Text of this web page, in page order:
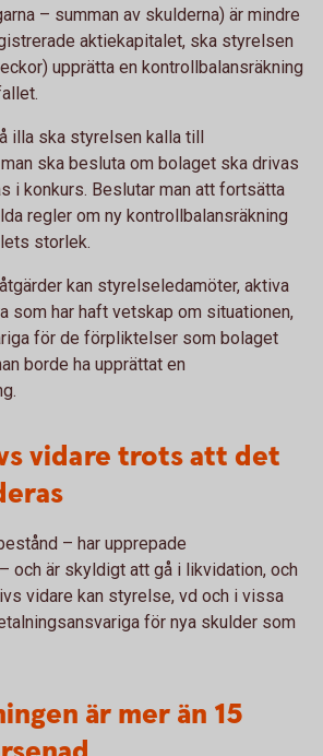
– summan av skulderna) är mindre
aktiekapitalet, ska styrelsen
upprätta en kontrollbalansräkning
illa ska styrelsen kalla till
ska besluta om bolaget ska drivas
i konkurs. Beslutar man att fortsätta
regler om ny kontrollbalansräkning
storlek.
kan styrelseledamöter, aktiva
som har haft vetskap om situationen,
för de förpliktelser som bolaget
borde ha upprättat en
vidare trots att det
– har upprepade
och är skyldigt att gå i likvidation, och
vidare kan styrelse, vd och i vissa
för nya skulder som
är mer än 15